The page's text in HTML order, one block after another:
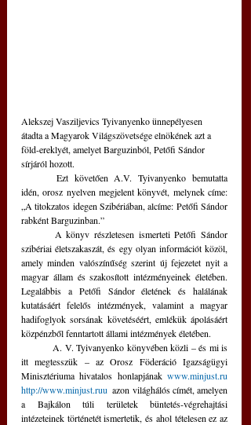
Alekszej Vasziljevics Tyivanyenko ünnepélyesen
átadta a Magyarok Világszövetsége elnökének azt a
föld-ereklyét, amelyet Barguzinból, Petőfi Sándor
sírjáról hozott.
idén, orosz nyelven megjelent könyvét, melynek címe:
„A titokzatos idegen Szibériában, alcíme: Petőfi Sándor
rabként Barguzinban.”
szibériai életszakaszát, és egy olyan információt közöl,
amely minden valószínűség szerint új fejezetet nyit a
magyar állam és szakosított intézményeinek életében.
Legalábbis a Petőfi Sándor életének és halálának
kutatásáért felelős intézmények, valamint a magyar
hadifoglyok sorsának követéséért, emlékük ápolásáért
közpénzből fenntartott állami intézmények életében.
itt megtesszük – az Orosz Föderáció Igazságügyi
Minisztériuma hivatalos honlapjának www.minjust.ru
http://www.minjust.ruu
  azon világhálós címét, amelyen
a Bajkálon túli területek büntetés-végrehajtási
intézeteinek történetét ismertetik, és ahol tételesen ez az